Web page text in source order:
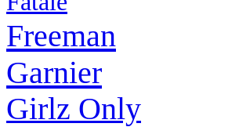
Freeman
Garnier
Girlz Only